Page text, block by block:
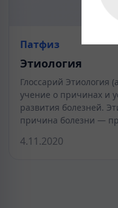
Патфиз
Этиология
Глоссарий Этиология
учение о причинах и
развития болезней.
причина болезни —
4.11.2020